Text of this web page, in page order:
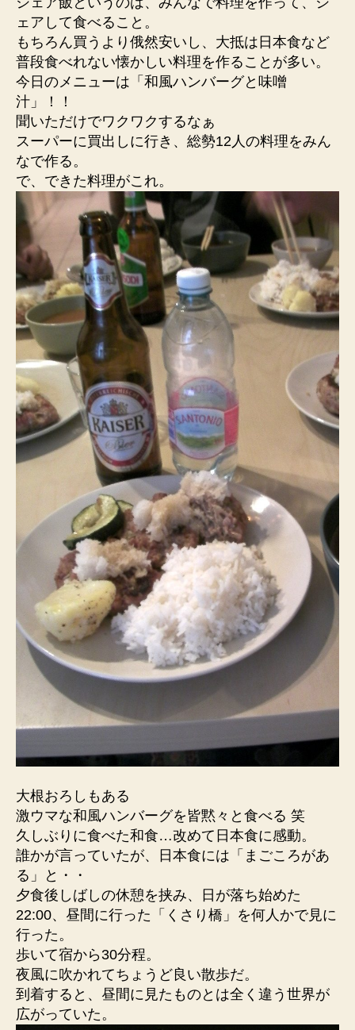
ェアして食べること。
もちろん買うより俄然安いし、大抵は日本食など
普段食べれない懐かしい料理を作ることが多い。
今日のメニューは「和風ハンバーグと味噌
汁」！！
聞いただけでワクワクするなぁ
スーパーに買出しに行き、総勢12人の料理をみん
なで作る。
で、できた料理がこれ。
大根おろしもある
激ウマな和風ハンバーグを皆黙々と食べる 笑
久しぶりに食べた和食…改めて日本食に感動。
誰かが言っていたが、日本食には「まごころがあ
る」と・・
夕食後しばしの休憩を挟み、日が落ち始めた
22:00、昼間に行った「くさり橋」を何人かで見に
行った。
歩いて宿から30分程。
夜風に吹かれてちょうど良い散歩だ。
到着すると、昼間に見たものとは全く違う世界が
広がっていた。